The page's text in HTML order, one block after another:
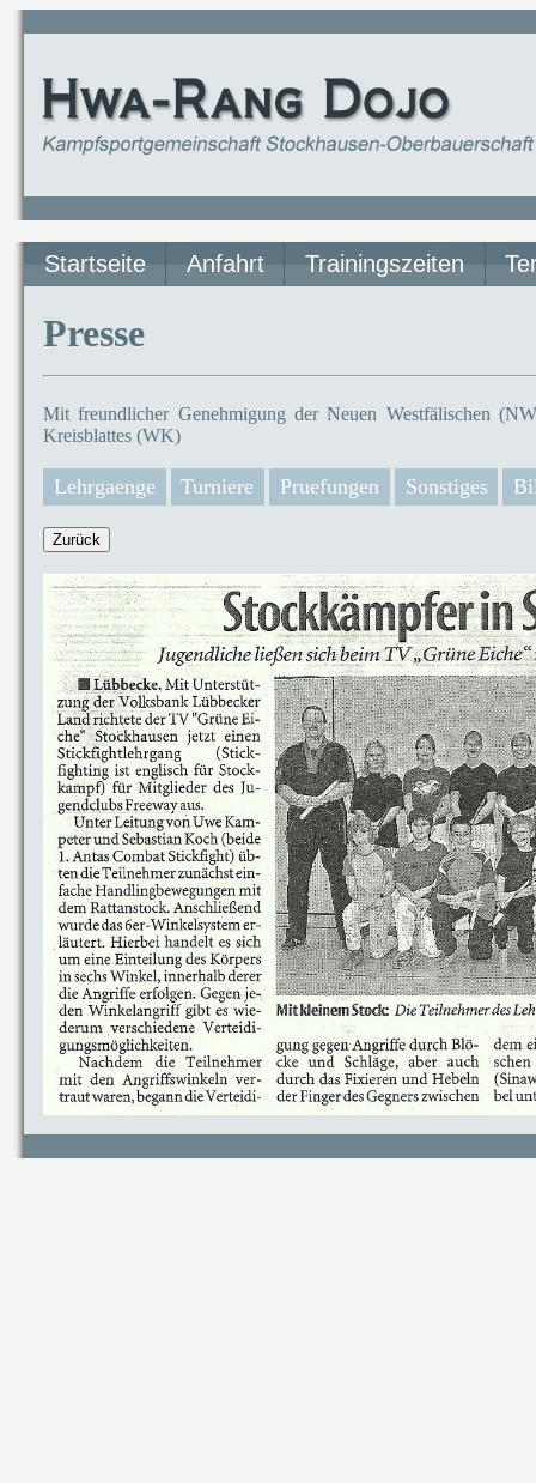
Startseite Anfahrt Trainingszeiten
Presse
Mit freundlicher Genehmigung der Neuen Westfälischen
Kreisblattes (WK)
Lehrgaenge Turniere Pruefungen Sonstiges